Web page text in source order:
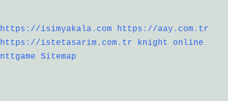
https://isimyakala.com
https://aay.com.tr
https://istetasarim.com.tr
knight online
nttgame
Sitemap